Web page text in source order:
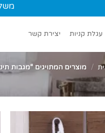
משלוח
עגלת קניות יצירת קשר
/
מוצרים המתויגים “מגבות